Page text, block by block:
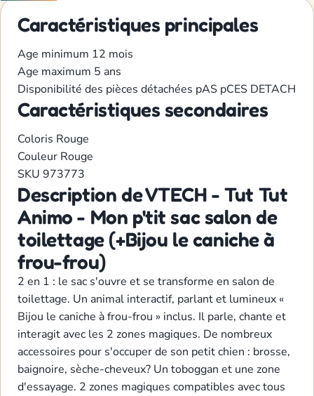
Caractéristiques principales
Age minimum 12 mois
Age maximum 5 ans
Disponibilité des pièces détachées pAS pCES DETACH
Caractéristiques secondaires
Coloris Rouge
Couleur Rouge
SKU 973773
Description de VTECH - Tut Tut
Animo - Mon p'tit sac salon de
toilettage (+Bijou le caniche à
frou-frou)
2 en 1 : le sac s'ouvre et se transforme en salon de
toilettage. Un animal interactif, parlant et lumineux «
Bijou le caniche à frou-frou » inclus. Il parle, chante et
interagit avec les 2 zones magiques. De nombreux
accessoires pour s'occuper de son petit chien : brosse,
baignoire, sèche-cheveux? Un toboggan et une zone
d'essayage. 2 zones magiques compatibles avec tous